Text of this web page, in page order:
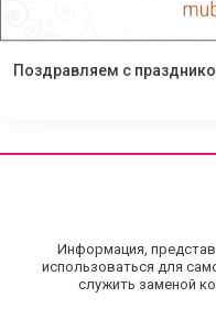
Поздравляем с
Информация,
использоваться для
служить заменой